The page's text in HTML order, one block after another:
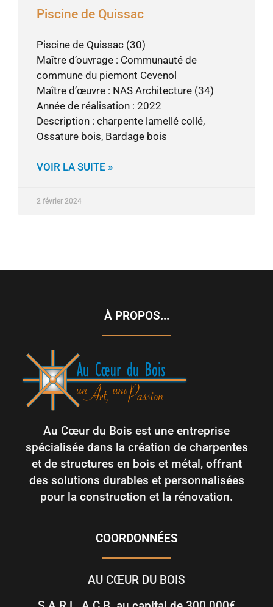
Piscine de Quissac
Piscine de Quissac (30)
Maître d’ouvrage : Communauté de
commune du piemont Cevenol
Maître d’œuvre : NAS Architecture (34)
Année de réalisation : 2022
Description : charpente lamellé collé,
Ossature bois, Bardage bois
VOIR LA SUITE »
2 février 2024
À PROPOS...
Au Cœur du Bois est une entreprise
spécialisée dans la création de charpentes
et de structures en bois et métal, offrant
des solutions durables et personnalisées
pour la construction et la rénovation.
COORDONNÉES
AU CŒUR DU BOIS